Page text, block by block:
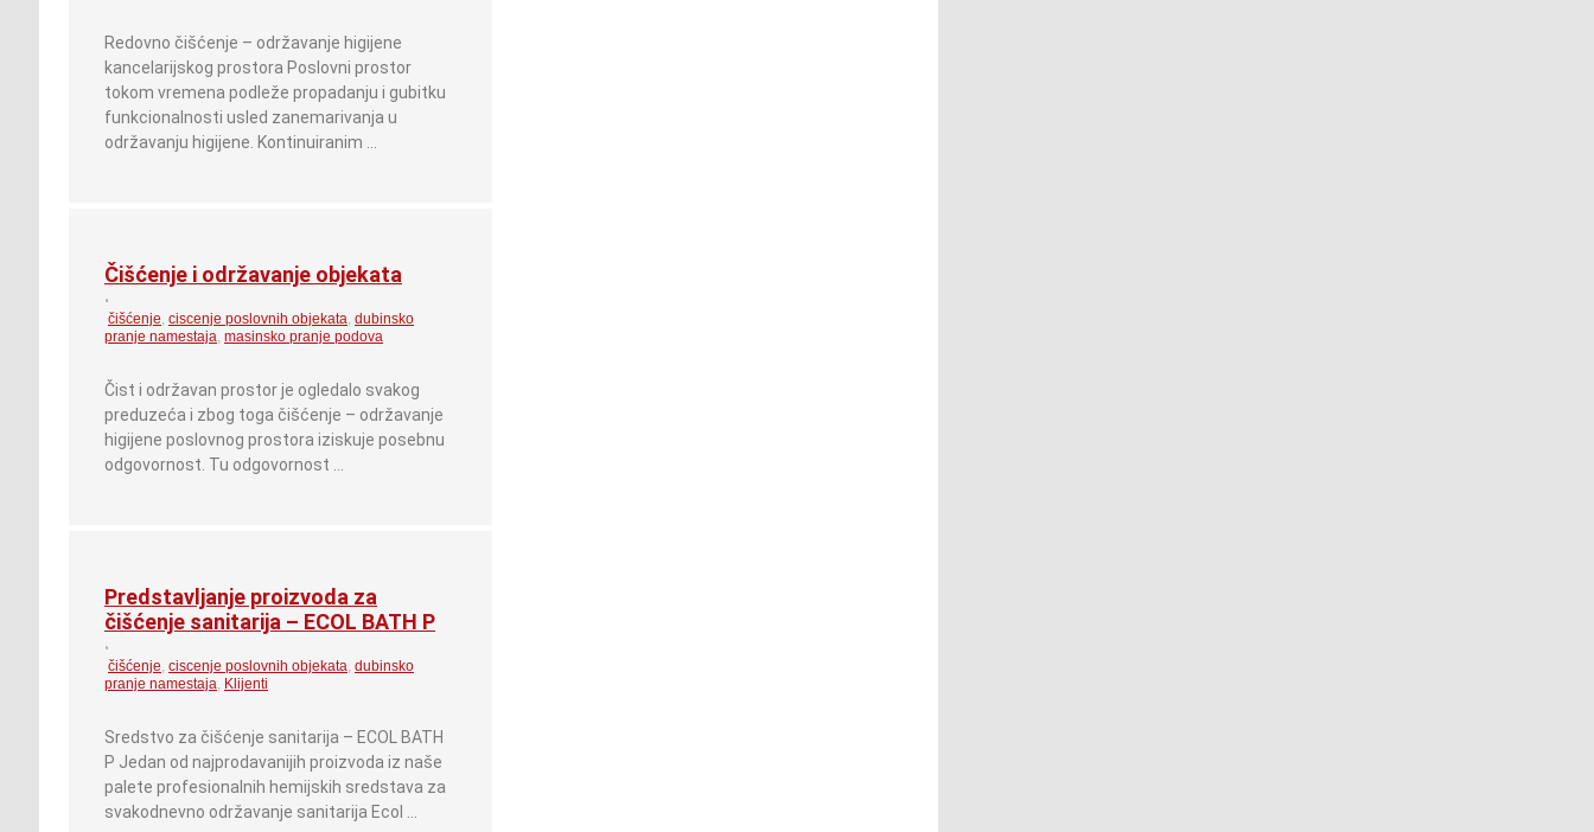
Redovno čišćenje – održavanje higijene
kancelarijskog prostora Poslovni prostor
tokom vremena podleže propadanju i gubitku
funkcionalnosti usled zanemarivanja u
održavanju higijene. Kontinuiranim …
Čišćenje i održavanje objekata
•
čišćenje, ciscenje poslovnih objekata, dubinsko
pranje namestaja, masinsko pranje podova
Čist i održavan prostor je ogledalo svakog
preduzeća i zbog toga čišćenje – održavanje
higijene poslovnog prostora iziskuje posebnu
odgovornost. Tu odgovornost …
Predstavljanje proizvoda za
čišćenje sanitarija – ECOL BATH P
•
čišćenje, ciscenje poslovnih objekata, dubinsko
pranje namestaja, Klijenti
Sredstvo za čišćenje sanitarija – ECOL BATH
P Jedan od najprodavanijih proizvoda iz naše
palete profesionalnih hemijskih sredstava za
svakodnevno održavanje sanitarija Ecol …